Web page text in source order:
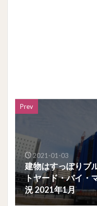
Prev
2021-01-03
建物はすっぽりブ
トヤード・バイ・
況 2021年1月